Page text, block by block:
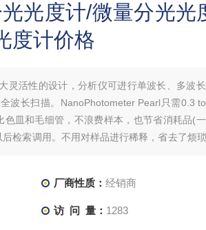
光度计/微量分光光
度计价格
灵活性的设计，分析仪可进行单波长、多波
波长扫描。NanoPhotometer Pearl只需0.3
皿和毛细管，不浪费样本，也节省消耗品(
检索调用。不用对样品进行稀释，省去了烦
厂商性质： 经销商
访 问 量： 1283